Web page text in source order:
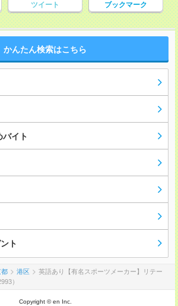
ツイート ブックマーク
かんたん検索はこちら
バイト
ト
都 港区
英語あり【有名スポーツメーカー】リテー
）
Copyright © en Inc.